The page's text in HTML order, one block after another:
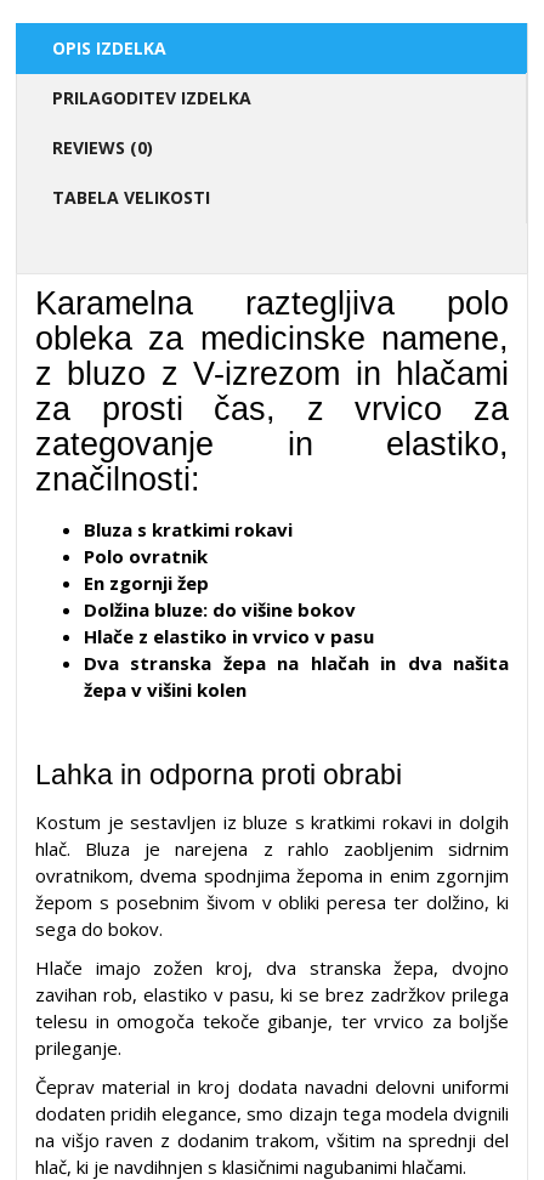
OPIS IZDELKA
PRILAGODITEV IZDELKA
REVIEWS (0)
TABELA VELIKOSTI
Karamelna raztegljiva polo
obleka za medicinske namene,
z bluzo z V-izrezom in hlačami
za prosti čas, z vrvico za
zategovanje in elastiko,
značilnosti:
Bluza s kratkimi rokavi
Polo ovratnik
En zgornji žep
Dolžina bluze: do višine bokov
Hlače z elastiko in vrvico v pasu
Dva stranska žepa na hlačah in dva našita
žepa v višini kolen
Lahka in odporna proti obrabi
Kostum je sestavljen iz bluze s kratkimi rokavi in dolgih
hlač. Bluza je narejena z rahlo zaobljenim sidrnim
ovratnikom, dvema spodnjima žepoma in enim zgornjim
žepom s posebnim šivom v obliki peresa ter dolžino, ki
sega do bokov.
Hlače imajo zožen kroj, dva stranska žepa, dvojno
zavihan rob, elastiko v pasu, ki se brez zadržkov prilega
telesu in omogoča tekoče gibanje, ter vrvico za boljše
prileganje.
Čeprav material in kroj dodata navadni delovni uniformi
dodaten pridih elegance, smo dizajn tega modela dvignili
na višjo raven z dodanim trakom, všitim na sprednji del
hlač, ki je navdihnjen s klasičnimi nagubanimi hlačami.